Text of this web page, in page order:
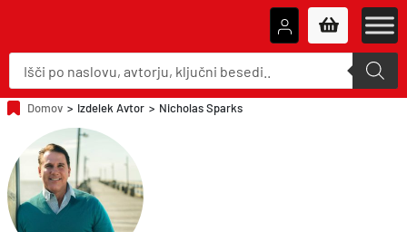
P
o
d
u
c
e
a
r
c
h
Domov > Izdelek Avtor > Nicholas Sparks